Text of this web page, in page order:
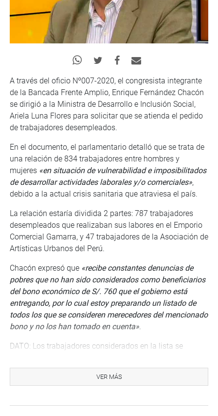
A través del oficio Nº007-2020, el congresista integrante
de la Bancada Frente Amplio, Enrique Fernández Chacón
se dirigió a la Ministra de Desarrollo e Inclusión Social,
Ariela Luna Flores para solicitar que se atienda el pedido
de trabajadores desempleados.
En el documento, el parlamentario detalló que se trata de
una relación de 834 trabajadores entre hombres y
mujeres «en situación de vulnerabilidad e imposibilitados
de desarrollar actividades laborales y/o comerciales»,
debido a la actual crisis sanitaria que atraviesa el país.
La relación estaría dividida 2 partes: 787 trabajadores
desempleados que realizaban sus labores en el Emporio
Comercial Gamarra, y 47 trabajadores de la Asociación de
Artísticas Urbanos del Perú.
Chacón expresó que «recibe constantes denuncias de
pobres que no han sido considerados como beneficiarios
del bono económico de S/. 760 que el gobierno está
entregando, por lo cual estoy preparando un listado de
todos los que se consideren merecedores del mencionado
bono y no los han tomado en cuenta».
DATO: Los trabajadores considerados en la lista se
llegar sus demandas al legislador. La lista está integrada
por trabajadores del rubro del estampado, maquinistas,
VER MÁS